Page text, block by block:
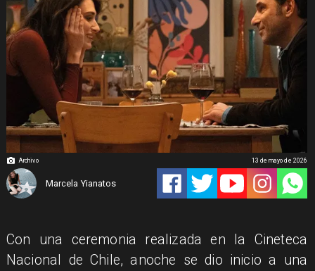
Archivo
Marcela Yianatos
13 de mayo de 2026
Con una ceremonia realizada en la Cineteca
Nacional de Chile, anoche se dio inicio a una